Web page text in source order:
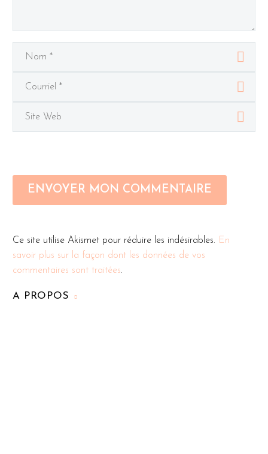
ENVOYER MON COMMENTAIRE
Ce site utilise Akismet pour réduire les indésirables. En
savoir plus sur la façon dont les données de vos
commentaires sont traitées.
A PROPOS